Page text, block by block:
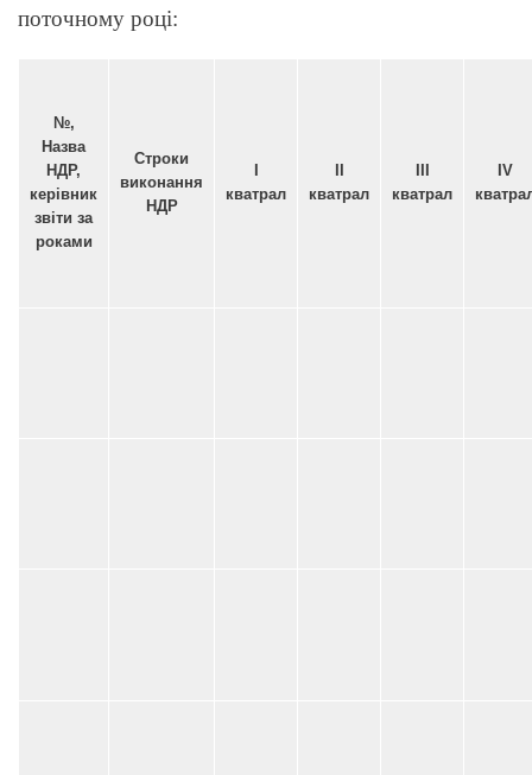
поточному році:
№,
Назва
НДР,
керівник
звіти за
роками
Строки
виконання
НДР
І
кватрал
ІІ
кватрал
ІІІ
кватрал
ІV